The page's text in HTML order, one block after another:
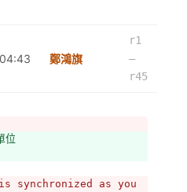
鄭鴻旗
r1
–
r45
位
synchronized as you